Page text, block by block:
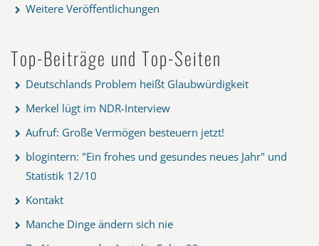
Weitere Veröffentlichungen
Top-Beiträge und Top-Seiten
Deutschlands Problem heißt Glaubwürdigkeit
Merkel lügt im NDR-Interview
Aufruf: Große Vermögen besteuern jetzt!
blogintern: "Ein frohes und gesundes neues Jahr" und
Statistik 12/10
Kontakt
Manche Dinge ändern sich nie